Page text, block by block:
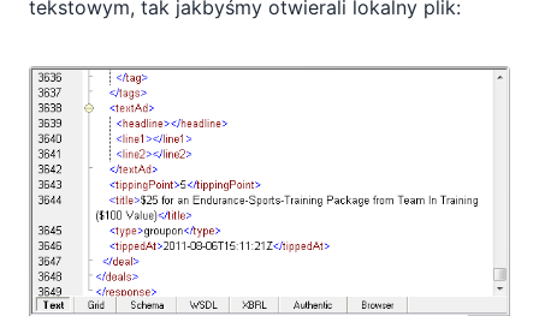
tekstowym, tak jakbyśmy otwierali lokalny plik: